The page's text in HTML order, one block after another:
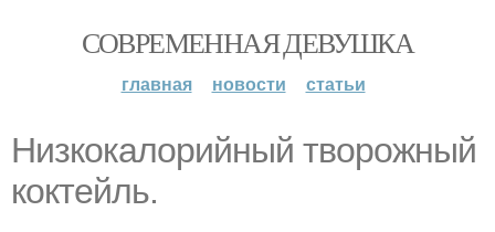
СОВРЕМЕННАЯ ДЕВУШКА
главная новости статьи
Низкокалорийный творожный
коктейль.